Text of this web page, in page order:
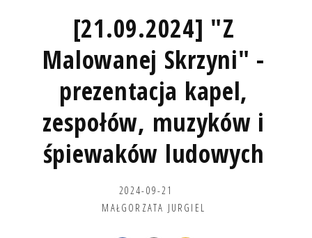
[21.09.2024] "Z
Malowanej Skrzyni" -
prezentacja kapel,
zespołów, muzyków i
śpiewaków ludowych
2024-09-21
MAŁGORZATA JURGIEL